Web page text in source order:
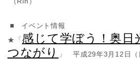
■ イベント情報
★「 感じて学ぼう！奥日
つながり
」 平成29年3月12日（